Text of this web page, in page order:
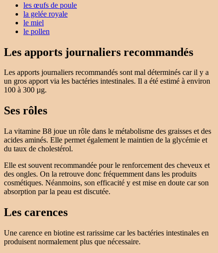
les œufs de poule
la gelée royale
le miel
le pollen
Les apports journaliers recommandés
Les apports journaliers recommandés sont mal déterminés car il y a
un gros apport via les bactéries intestinales. Il a été estimé à environ
100 à 300 µg.
Ses rôles
La vitamine B8 joue un rôle dans le métabolisme des graisses et des
acides aminés. Elle permet également le maintien de la glycémie et
du taux de cholestérol.
Elle est souvent recommandée pour le renforcement des cheveux et
des ongles. On la retrouve donc fréquemment dans les produits
cosmétiques. Néanmoins, son efficacité y est mise en doute car son
absorption par la peau est discutée.
Les carences
Une carence en biotine est rarissime car les bactéries intestinales en
produisent normalement plus que nécessaire.